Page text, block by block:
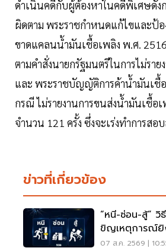
ดำเนินคดีกับผู้ต้องหาในคดีพิเศษดัง
ผิดตาม พระราชกำหนดแก้ไขและป้อ
ขาดแคลนน้ำมันเชื้อเพลิง พ.ศ.
ตามคำสั่งนายกรัฐมนตรีในการไม่รา
และ พระราชบัญญัติการค้าน้ำมันเชื้
กรณี ไม่รายงานการขนส่งน้ำมันเชื้อ
จำนวน 121 ครั้ง ซึ่งจะเร่งทำการสอ
ข่าวที่เกี่ยวข้อง
“หนี-ซ่อน-สู้” วิธีเอาตัวรอดเมื่อเผ
ขิญเหตุการณ์ยิ
07 ส.ค. 2569 |